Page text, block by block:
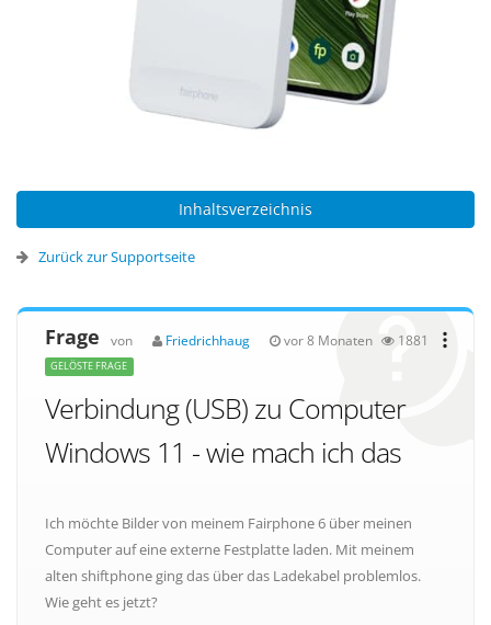
Inhaltsverzeichnis
Zurück zur Supportseite
Frage von Friedrichhaug vor 8 Monaten 1881
GELÖSTE FRAGE
Verbindung (USB) zu Computer
Windows 11 - wie mach ich das
Ich möchte Bilder von meinem Fairphone 6 über meinen
Computer auf eine externe Festplatte laden. Mit meinem
alten shiftphone ging das über das Ladekabel problemlos.
Wie geht es jetzt?